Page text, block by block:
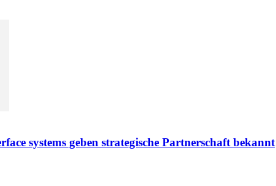
systems geben strategische Partnerschaft bekannt